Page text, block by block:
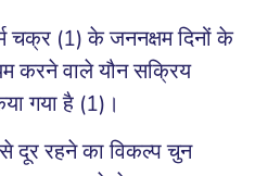
चक्र (1) के जननक्षम दिनों के
करने वाले यौन सक्रिय
गया है (1)।
दूर रहने का विकल्प चुन